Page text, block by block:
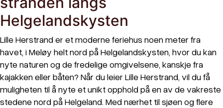
Helgelandskysten
Lille Herstrand er et moderne feriehus noen meter fra
havet, i Meløy helt nord på Helgelandskysten, hvor du kan
nyte naturen og de fredelige omgivelsene, kanskje fra
kajakken eller båten? Når du leier Lille Herstrand, vil du få
muligheten til å nyte et unikt opphold på en av de vakreste
stedene nord på Helgeland. Med nærhet til sjøen og flere